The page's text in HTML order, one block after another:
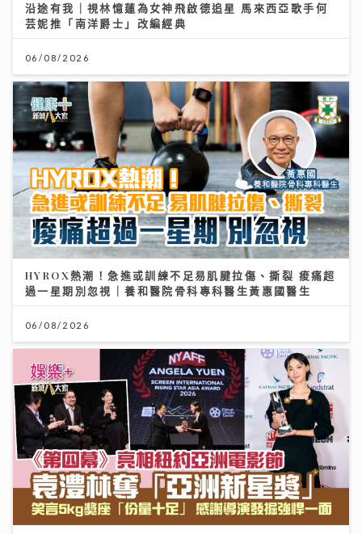
沿途有我｜視林憶蓮為女神飛啟德追星 馬來西亞歌手何
芸妮推「南洋爵士」改編經典
06/08/2026
HYROX熱潮！急進或訓練不足易肌腱拉傷、撕裂 痠痛超
過一星期別忽視｜養和醫院骨科專科醫生黃惠國醫生
06/08/2026